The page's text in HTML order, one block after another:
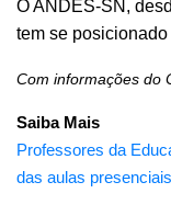
O ANDES-SN,
tem se
Com informações do
Saiba Mais
Professores da
das aulas presenciais